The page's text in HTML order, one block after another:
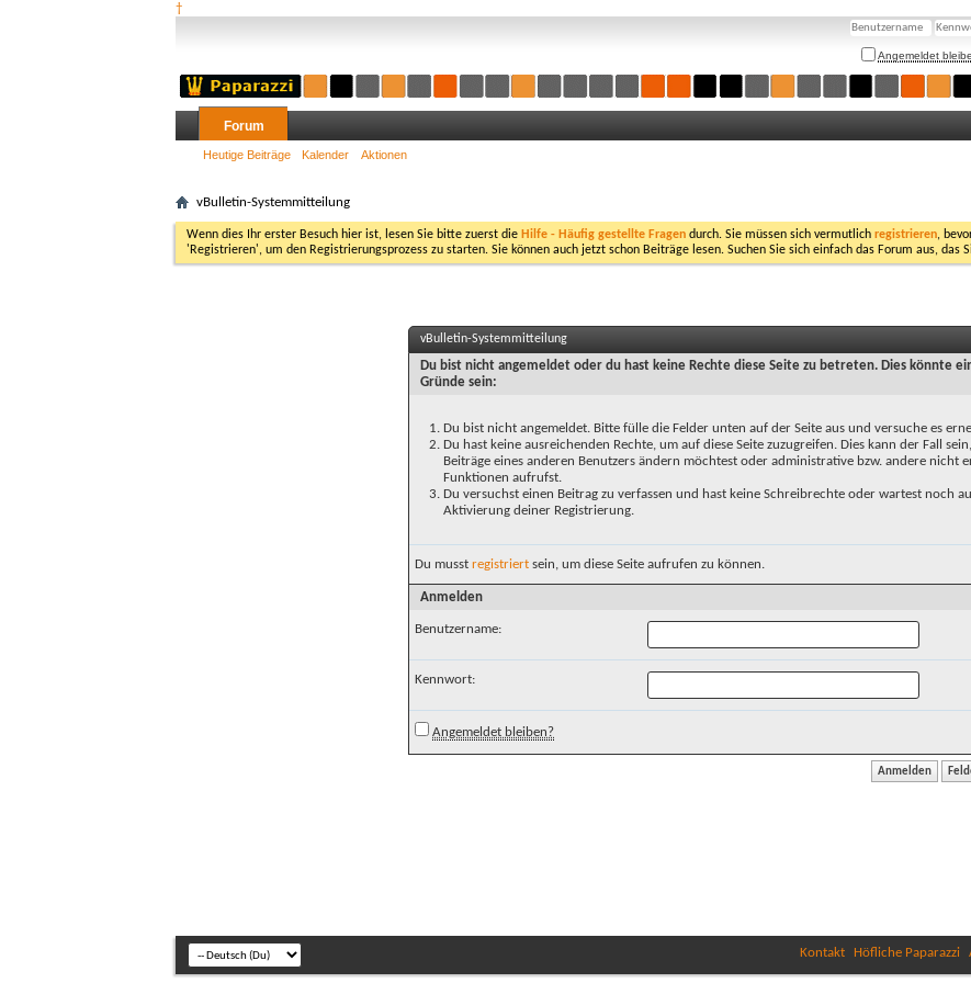
†
Angemeldet
Forum
Heutige Beiträge Kalender Aktionen
vBulletin-Systemmitteilung
Wenn dies Ihr erster Besuch hier ist, lesen Sie bitte zuerst die Hilfe - Häufig gestellte Fragen durch. Sie müssen sich vermutlich registrieren,
'Registrieren', um den Registrierungsprozess zu starten. Sie können auch jetzt schon Beiträge lesen. Suchen Sie sich einfach das Forum aus, das
vBulletin-Systemmitteilung
Du bist nicht angemeldet oder du hast keine Rechte diese Seite zu betreten. Dies könnte
Gründe sein:
Du bist nicht angemeldet. Bitte fülle die Felder unten auf der Seite aus und versuche es
Du hast keine ausreichenden Rechte, um auf diese Seite zuzugreifen. Dies kann der Fall
Beiträge eines anderen Benutzers ändern möchtest oder administrative bzw. andere nicht
Funktionen aufrufst.
Du versuchst einen Beitrag zu verfassen und hast keine Schreibrechte oder wartest noch
Aktivierung deiner Registrierung.
Du musst registriert sein, um diese Seite aufrufen zu können.
Anmelden
Benutzername:
Kennwort:
Angemeldet bleiben?
Kontakt Höfliche Paparazzi